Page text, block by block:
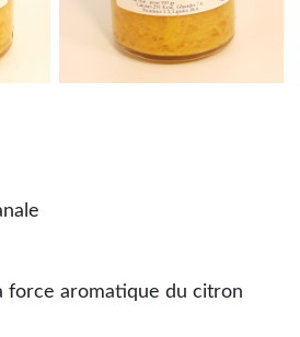
force aromatique du citron